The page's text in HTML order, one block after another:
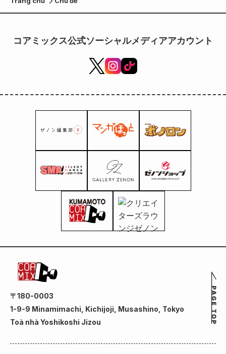
コアミックス公式ソーシャルメディアアカウント
〒180-0003
1-9-9 Minamimachi, Kichijoji, Musashino, Tokyo
Toà nhà Yoshikoshi Jizou